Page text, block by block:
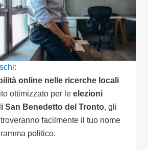
online nelle ricerche locali
ottimizzato per le elezioni
San Benedetto del Tronto, gli
facilmente il tuo nome
politico.